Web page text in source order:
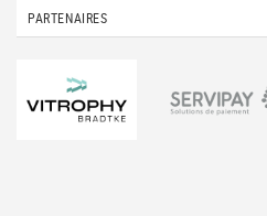
PARTENAIRES